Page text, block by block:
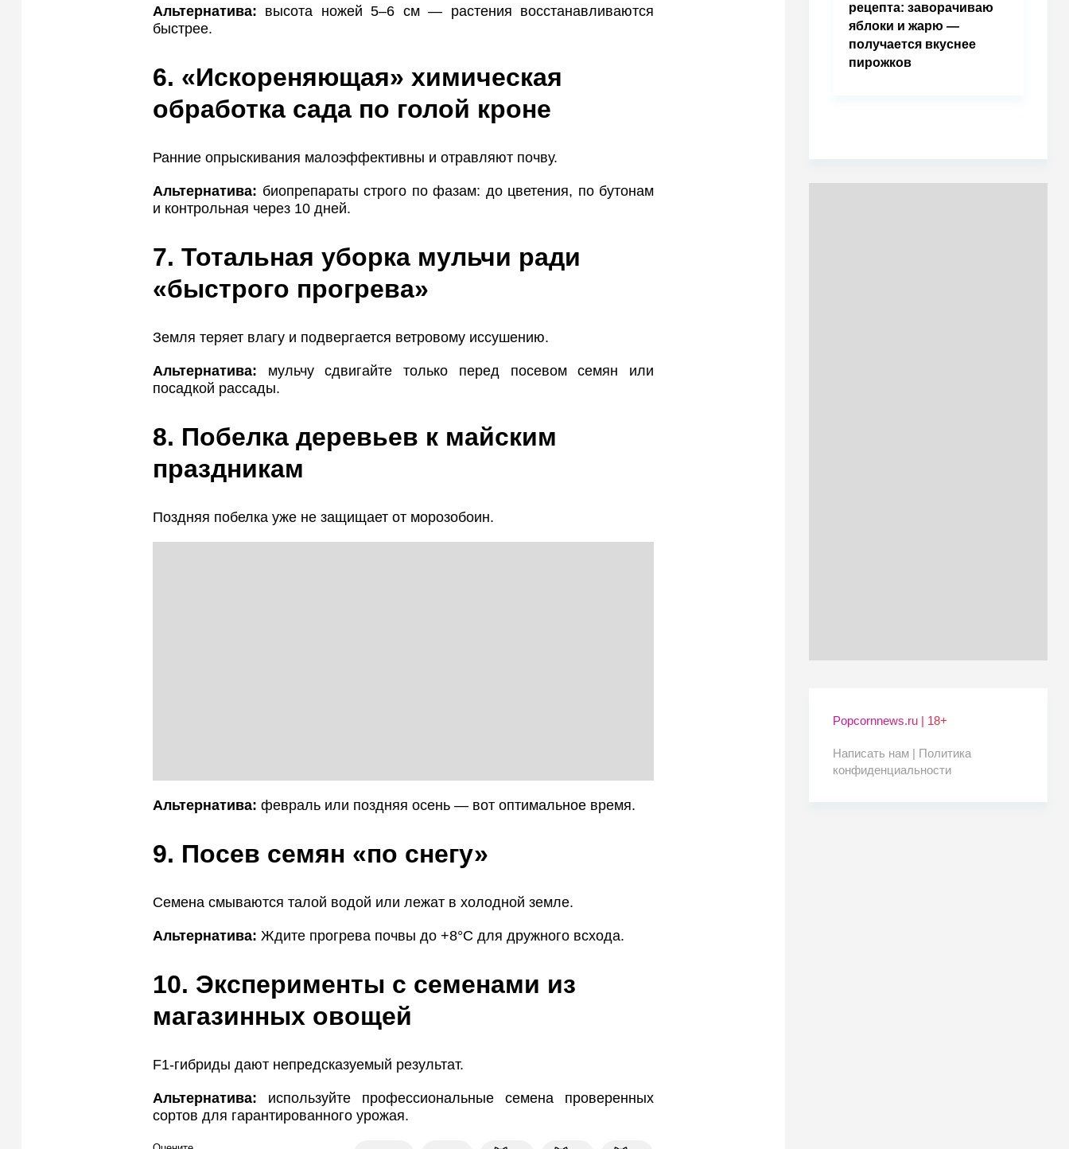
Альтернатива: высота ножей 5–6 см — растения восстанавливаются
быстрее.
6. «Искореняющая» химическая
обработка сада по голой кроне
Ранние опрыскивания малоэффективны и отравляют почву.
Альтернатива: биопрепараты строго по фазам: до цветения, по бутонам
и контрольная через 10 дней.
7. Тотальная уборка мульчи ради
«быстрого прогрева»
Земля теряет влагу и подвергается ветровому иссушению.
Альтернатива: мульчу сдвигайте только перед посевом семян или
посадкой рассады.
8. Побелка деревьев к майским
праздникам
Поздняя побелка уже не защищает от морозобоин.
Альтернатива: февраль или поздняя осень — вот оптимальное время.
9. Посев семян «по снегу»
Семена смываются талой водой или лежат в холодной земле.
Альтернатива: Ждите прогрева почвы до +8°C для дружного всхода.
10. Эксперименты с семенами из
магазинных овощей
F1-гибриды дают непредсказуемый результат.
Альтернатива: используйте профессиональные семена проверенных
сортов для гарантированного урожая.
рецепта: заворачиваю
яблоки и жарю —
получается вкуснее
пирожков
Popcornnews.ru | 18+
Написать нам | Политика
конфиденциальности